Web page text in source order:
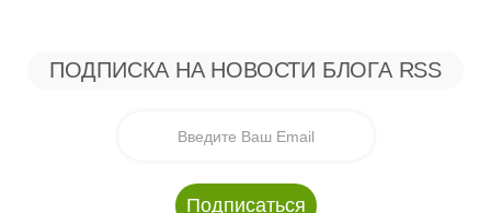
ПОДПИСКА НА НОВОСТИ БЛОГА RSS